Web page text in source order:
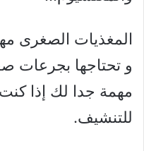
المغذيات الصغرى
و تحتاجها بجرعات
مهمة جدا لك إذا
للتنشيف.